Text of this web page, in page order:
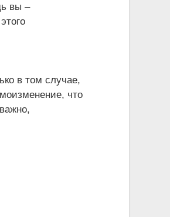
вы –
в том случае,
что